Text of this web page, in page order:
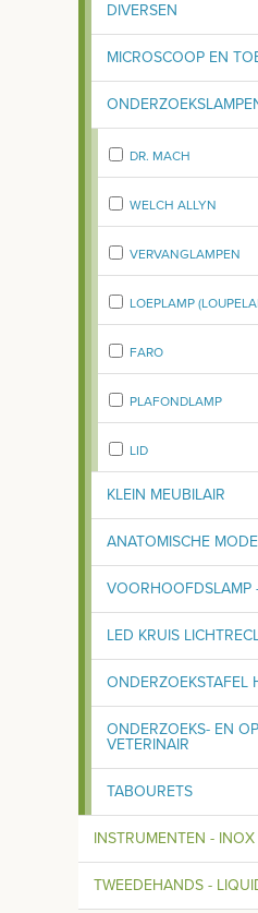
DIVERSEN
MICROSCOOP EN
DR. MACH
WELCH ALLYN
VERVANGLAMPEN
LOEPLAMP
FARO
PLAFONDLAMP
LID
KLEIN MEUBILAIR
ANATOMISCHE
VOORHOOFDSLAMP
LED KRUIS
ONDERZOEKSTAFEL
ONDERZOEKS- EN
VETERINAIR
TABOURETS
INSTRUMENTEN - INOX
TWEEDEHANDS -